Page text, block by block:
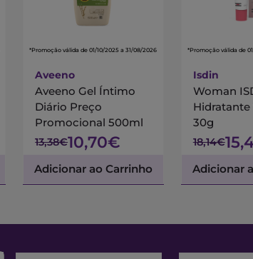
*Promoção válida de 01/10/2025 a 31/08/2026
Aveeno
Aveeno Gel Íntimo
Diário Preço
Promocional 500ml
13,38€10,70€
Adicionar ao Carrinho
*Promoção válida de
Isdin
Woman
Hidratante
30g
18,14€
Adicionar